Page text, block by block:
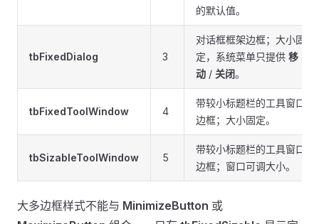
的默认值。
tbFixedDialog 3
对话框框架边框；大小固
定，系统菜单只提供 移
动 / 关闭。
tbFixedToolWindow 4
带较小标题栏的工具窗口
边框；大小固定。
tbSizableToolWindow 5
带较小标题栏的工具窗口
边框；窗口可调大小。
大多边框样式不能与 MinimizeButton 或